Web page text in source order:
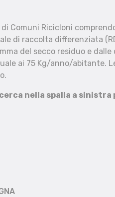
di Comuni Ricicloni
di raccolta differenziata
del secco residuo e
ai 75 Kg/anno/abitante.
nella spalla a sinistra